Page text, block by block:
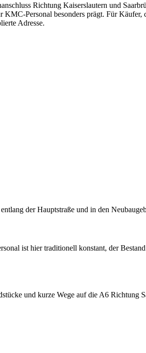
Richtung Kaiserslautern und
Personal besonders prägt. Für Käufer,
Adresse.
der Hauptstraße und in den
ist hier traditionell konstant, der
und kurze Wege auf die A6 Richtung